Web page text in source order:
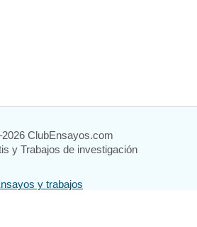
ClubEnsayos.com
y Trabajos de investigación
y trabajos